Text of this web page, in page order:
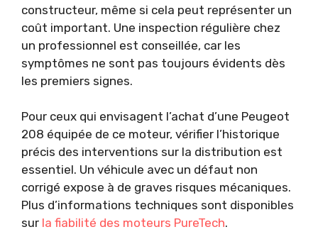
constructeur, même si cela peut représenter un
coût important. Une inspection régulière chez
un professionnel est conseillée, car les
symptômes ne sont pas toujours évidents dès
les premiers signes.
Pour ceux qui envisagent l’achat d’une Peugeot
208 équipée de ce moteur, vérifier l’historique
précis des interventions sur la distribution est
essentiel. Un véhicule avec un défaut non
corrigé expose à de graves risques mécaniques.
Plus d’informations techniques sont disponibles
sur la fiabilité des moteurs PureTech.